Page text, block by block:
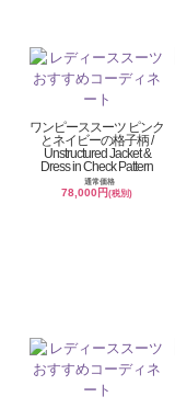
ワンピーススーツ ピンク
とネイビーの格子柄 /
Unstructured Jacket &
Dress in Check Pattern
通常価格
78,000円(税別)